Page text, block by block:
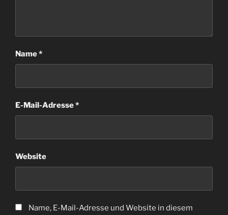
Name*
E-Mail-Adresse*
Website
Name, E-Mail-Adresse und Website in diesem